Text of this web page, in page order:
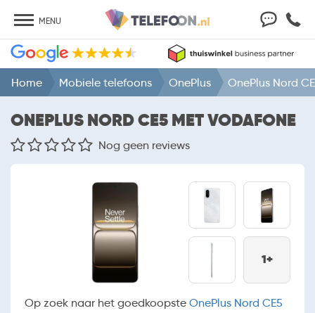
MENU
Home Mobiele telefoons OnePlus OnePlus Nord
ONEPLUS NORD CE5 MET VODAFONE
Nog geen reviews
1+
Op zoek naar het goedkoopste OnePlus Nord CE5